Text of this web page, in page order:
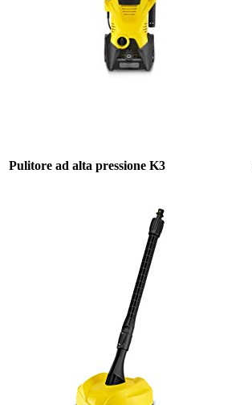
Pulitore ad alta pressione K3